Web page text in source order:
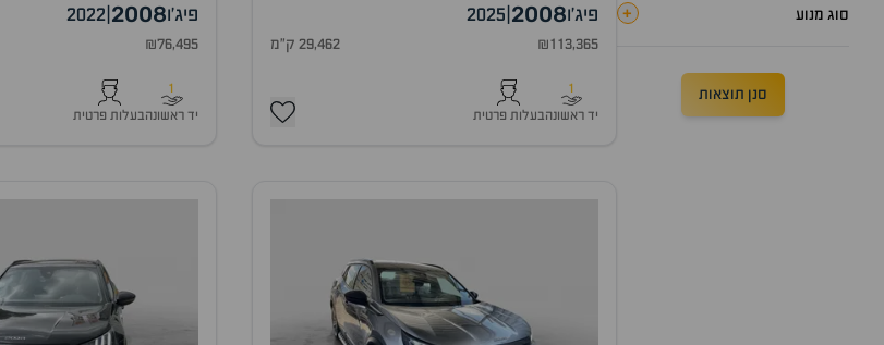
סוג מנוע +
סנן תוצאות
פיג'ו2008
2025
₪113,365 29,462 ק"מ
1
יד ראשונהבעלות פרטית
פיג'ו2008
2022
₪76,495
1
יד ראשונהבעלות פרטית